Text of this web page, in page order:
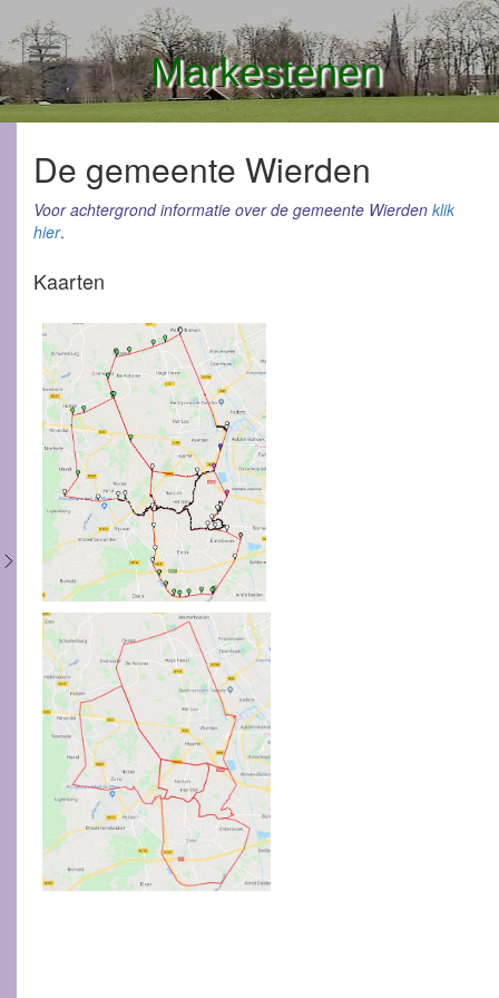
Markestenen
De gemeente Wierden
Voor achtergrond informatie over de gemeente Wierden klik
hier.
Kaarten